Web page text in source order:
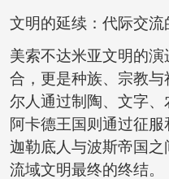
文明的延续：代际交流
美索不达米亚文明的
合，更是种族、宗教
尔人通过制陶、文字、
阿卡德王国则通过征
迦勒底人与波斯帝国
流域文明最终的终结。